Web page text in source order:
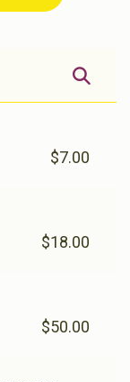
$7.00
$18.00
$50.00